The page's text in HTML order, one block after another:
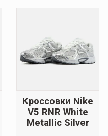
Кроссовки Nike
V5 RNR White
Metallic Silver